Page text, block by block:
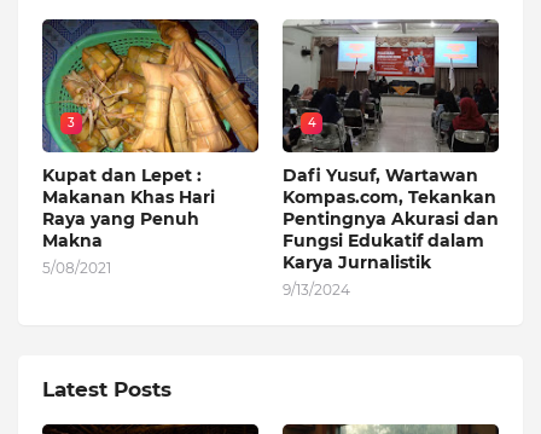
3
Kupat dan Lepet :
Makanan Khas Hari
Raya yang Penuh
Makna
5/08/2021
4
Dafi Yusuf, Wartawan
Kompas.com, Tekankan
Pentingnya Akurasi dan
Fungsi Edukatif dalam
Karya Jurnalistik
9/13/2024
Latest Posts